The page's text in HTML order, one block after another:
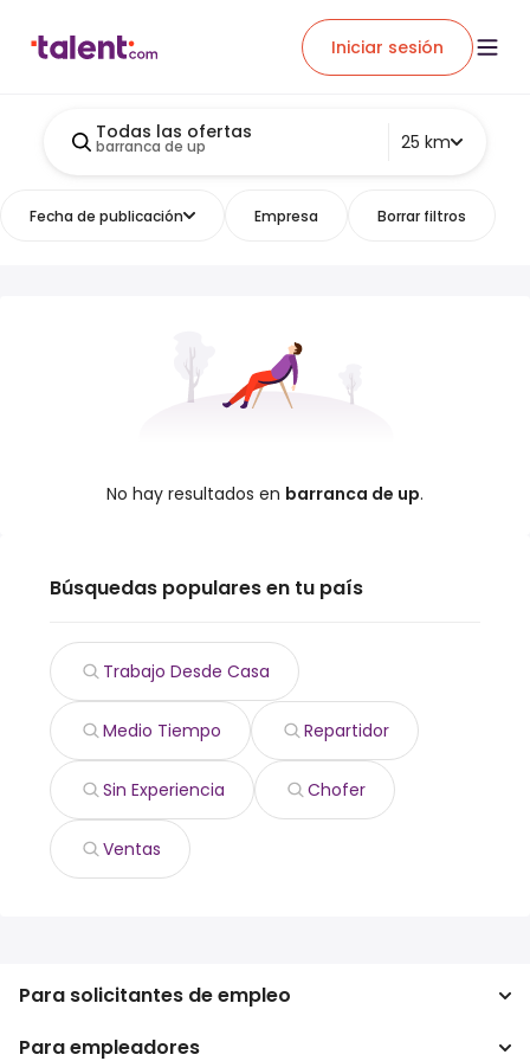
Iniciar sesión
Todas las ofertas
barranca de up 25 km
Fecha de publicación Empresa Borrar filtros
No hay resultados en barranca de up.
Búsquedas populares en tu país
Trabajo Desde Casa
Medio Tiempo Repartidor
Sin Experiencia Chofer
Ventas
Para solicitantes de empleo
Buscador de trabajo
Para empleadores